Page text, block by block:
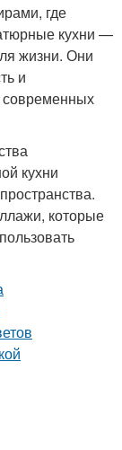
где
кухни —
жизни. Они
и
современных
кухни
которые